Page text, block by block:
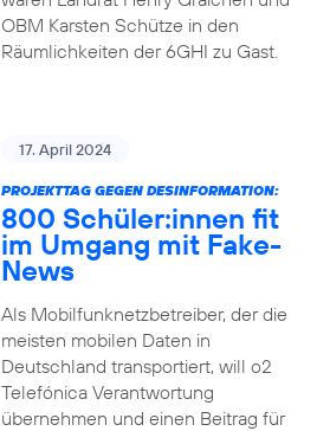
OBM Karsten Schütze in den
Räumlichkeiten der 6GHI zu Gast.
17. April 2024
PROJEKTTAG GEGEN DESINFORMATION:
800 Schüler:innen fit
im Umgang mit Fake-
News
Als Mobilfunknetzbetreiber, der die
meisten mobilen Daten in
Deutschland transportiert, will o2
Telefónica Verantwortung
übernehmen und einen Beitrag für